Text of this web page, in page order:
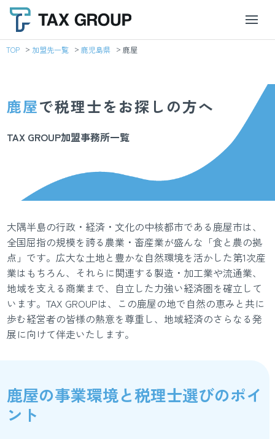
TOP 加盟先一覧 鹿児島県 鹿屋
鹿屋で税理士をお探しの方へ
TAX GROUP加盟事務所一覧
大隅半島の行政・経済・文化の中核都市である鹿屋市は、
全国屈指の規模を誇る農業・畜産業が盛んな「食と農の拠
点」です。広大な土地と豊かな自然環境を活かした第1次産
業はもちろん、それらに関連する製造・加工業や流通業、
地域を支える商業まで、自立した力強い経済圏を確立して
います。TAX GROUPは、この鹿屋の地で自然の恵みと共に
歩む経営者の皆様の熱意を尊重し、地域経済のさらなる発
展に向けて伴走いたします。
鹿屋の事業環境と税理士選びのポイ
ント